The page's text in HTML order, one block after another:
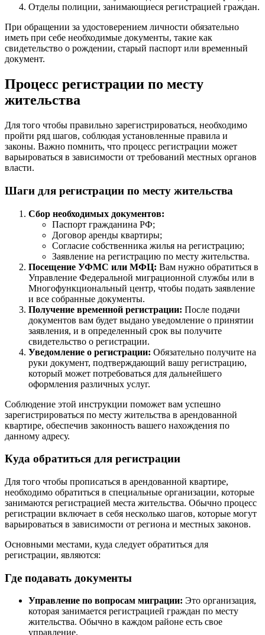
Отделы полиции, занимающиеся регистрацией граждан.
При обращении за удостоверением личности обязательно
иметь при себе необходимые документы, такие как
свидетельство о рождении, старый паспорт или временный
документ.
Процесс регистрации по месту
жительства
Для того чтобы правильно зарегистрироваться, необходимо
пройти ряд шагов, соблюдая установленные правила и
законы. Важно помнить, что процесс регистрации может
варьироваться в зависимости от требований местных органов
власти.
Шаги для регистрации по месту жительства
Сбор необходимых документов:
Паспорт гражданина РФ;
Договор аренды квартиры;
Согласие собственника жилья на регистрацию;
Заявление на регистрацию по месту жительства.
Посещение УФМС или МФЦ: Вам нужно обратиться в
Управление Федеральной миграционной службы или в
Многофункциональный центр, чтобы подать заявление
и все собранные документы.
Получение временной регистрации: После подачи
документов вам будет выдано уведомление о принятии
заявления, и в определенный срок вы получите
свидетельство о регистрации.
Уведомление о регистрации: Обязательно получите на
руки документ, подтверждающий вашу регистрацию,
который может потребоваться для дальнейшего
оформления различных услуг.
Соблюдение этой инструкции поможет вам успешно
зарегистрироваться по месту жительства в арендованной
квартире, обеспечив законность вашего нахождения по
данному адресу.
Куда обратиться для регистрации
Для того чтобы прописаться в арендованной квартире,
необходимо обратиться в специальные организации, которые
занимаются регистрацией места жительства. Обычно процесс
регистрации включает в себя несколько шагов, которые могут
варьироваться в зависимости от региона и местных законов.
Основными местами, куда следует обратиться для
регистрации, являются:
Где подавать документы
Управление по вопросам миграции: Это организация,
которая занимается регистрацией граждан по месту
жительства. Обычно в каждом районе есть свое
управление.